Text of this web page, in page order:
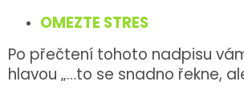
OMEZTE STRES
Po přečtení tohoto nadpisu
hlavou „…to se snadno řekne,